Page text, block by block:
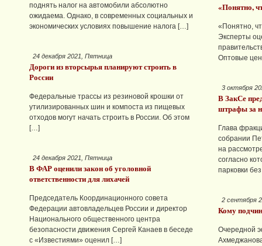
поднять налог на автомобили абсолютно
ожидаема. Однако, в современных социальных и
экономических условиях повышение налога […]
24 декабря 2021, Пятница
Дороги из вторсырья планируют строить в
России
Федеральные трассы из резиновой крошки от
утилизированных шин и компоста из пищевых
отходов могут начать строить в России. Об этом
[…]
24 декабря 2021, Пятница
В ФАР оценили закон об уголовной
ответственности для лихачей
Председатель Координационного совета
Федерации автовладельцев России и директор
Национального общественного центра
безопасности движения Сергей Канаев в беседе
с «Известиями» оценил […]
«Понятно,
«Понятно,
Эксперты
Оптовые
3 октября
В ЗакСе
штрафы за
Глава
собрании
на
согласно
парковки
2 сентября
Кому
Очередной